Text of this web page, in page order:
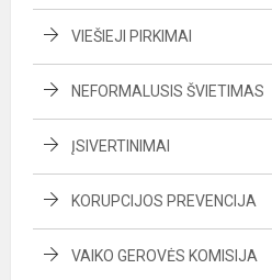
VIEŠIEJI PIRKIMAI
NEFORMALUSIS ŠVIETIMAS
ĮSIVERTINIMAI
KORUPCIJOS PREVENCIJA
VAIKO GEROVĖS KOMISIJA